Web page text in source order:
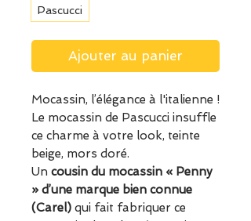
Pascucci
Ajouter au panier
Mocassin, l’élégance à l'italienne !
Le mocassin de Pascucci insuffle
ce charme à votre look, teinte
beige, mors doré.
Un cousin du mocassin « Penny
» d’une marque bien connue
(Carel) qui fait fabriquer ce